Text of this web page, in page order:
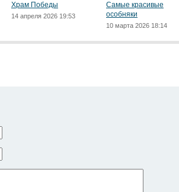
Храм Победы
14 апреля 2026 19:53
Самые красивые
особняки
10 марта 2026 18:14